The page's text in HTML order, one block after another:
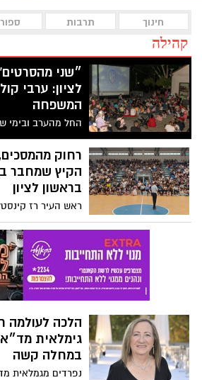
חינוך תרבות
קהילה
״שני
לציון: ערבי
המשפחה
החל מהערב ובימי
יתקיימו ברחבת
ערבי קולנוע תחת
הפעלות והקרנת
רחוק
הקיץ שמחבר
בראשון לציון
ראש העיר רז
במחנה "ג'ימאליה"
מהשילוב המלא של
מיוחדים: "זה בדיוק
שמקדמת שוויון,
הלכה לעולמה
גימלאית
במחלה קשה
נפרדים מגמלאית